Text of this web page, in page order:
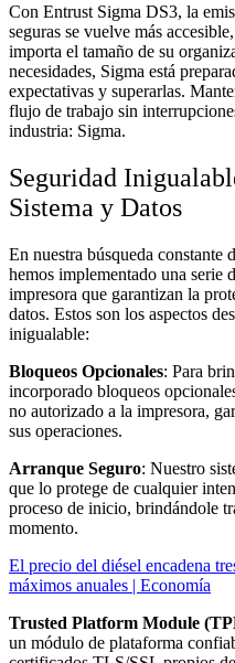
Con Entrust Sigma DS3, la
seguras se vuelve más
importa el tamaño de su
necesidades, Sigma está
expectativas y superarlas.
flujo de trabajo sin
industria: Sigma.
Seguridad
Sistema y Datos
En nuestra búsqueda constante
hemos implementado una serie
impresora que garantizan la
datos. Estos son los aspectos
inigualable:
Bloqueos Opcionales: Para
incorporado bloqueos
no autorizado a la impresora,
sus operaciones.
Arranque Seguro: Nuestro
que lo protege de cualquier
proceso de inicio, brindándole
momento.
El precio del diésel encadena
máximos anuales | Economía
Trusted Platform Module
un módulo de plataforma